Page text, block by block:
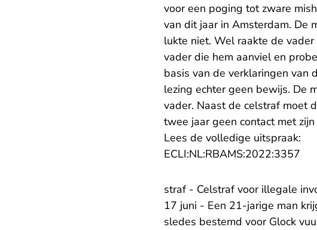
voor een poging tot zware
van dit jaar in Amsterdam. De
lukte niet. Wel raakte de
vader die hem aanviel en
basis van de verklaringen van
lezing echter geen bewijs. De
vader. Naast de celstraf moet
twee jaar geen contact met
Lees de volledige uitspraak:
ECLI:NL:RBAMS:2022:3357
straf - Celstraf voor illegale
17 juni - Een 21-jarige man
sledes bestemd voor Glock